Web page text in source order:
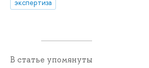
экспертиза
В статье упомянуты